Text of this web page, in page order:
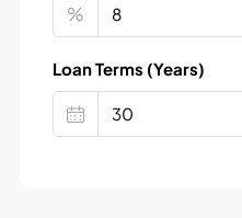
%
Loan Terms (Years)